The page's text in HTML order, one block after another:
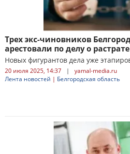
Трех экс-чиновников
арестовали по делу о растрате
Новых фигурантов дела уже
20 июля 2025, 14:37 |
yamal-media.ru
Лента новостей | Белгородская область